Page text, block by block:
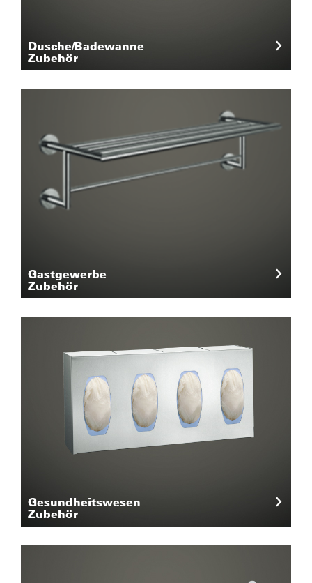
Dusche/Badewanne
Zubehör
Gastgewerbe
Zubehör
Gesundheitswesen
Zubehör